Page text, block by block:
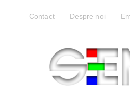
Contact Despre noi